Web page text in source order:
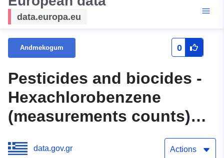
data.europa.eu
Andmekogum 0
Pesticides and biocides -
Hexachlorobenzene
(measurements counts)
data.gov.gr Actions